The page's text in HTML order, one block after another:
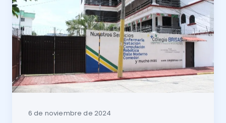
6 de noviembre de 2024